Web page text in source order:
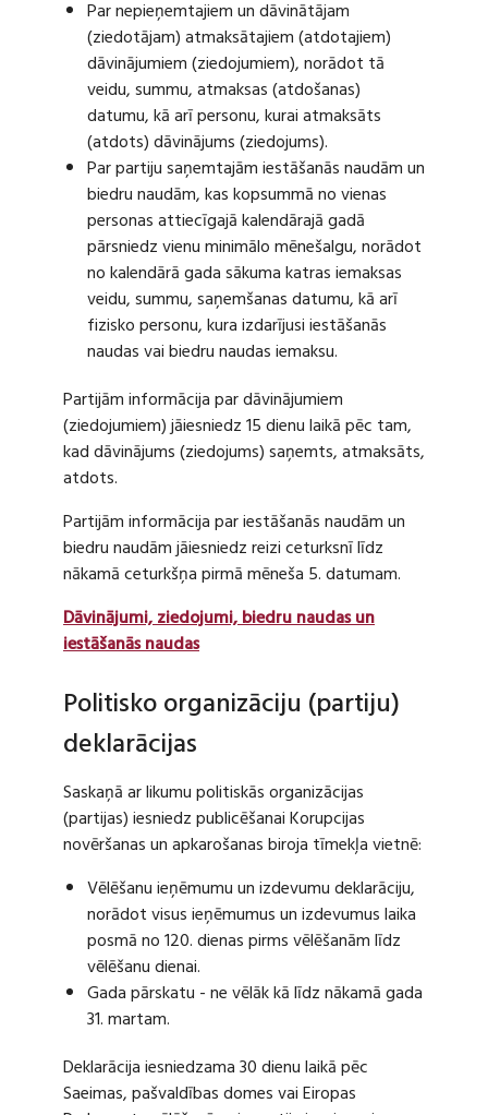
Par nepieņemtajiem un dāvinātājam
(ziedotājam) atmaksātajiem (atdotajiem)
dāvinājumiem (ziedojumiem), norādot tā
veidu, summu, atmaksas (atdošanas)
datumu, kā arī personu, kurai atmaksāts
(atdots) dāvinājums (ziedojums).
Par partiju saņemtajām iestāšanās naudām un
biedru naudām, kas kopsummā no vienas
personas attiecīgajā kalendārajā gadā
pārsniedz vienu minimālo mēnešalgu, norādot
no kalendārā gada sākuma katras iemaksas
veidu, summu, saņemšanas datumu, kā arī
fizisko personu, kura izdarījusi iestāšanās
naudas vai biedru naudas iemaksu.
Partijām informācija par dāvinājumiem
(ziedojumiem) jāiesniedz 15 dienu laikā pēc tam,
kad dāvinājums (ziedojums) saņemts, atmaksāts,
atdots.
Partijām informācija par iestāšanās naudām un
biedru naudām jāiesniedz reizi ceturksnī līdz
nākamā ceturkšņa pirmā mēneša 5. datumam.
Dāvinājumi, ziedojumi, biedru naudas un
iestāšanās naudas
Politisko organizāciju (partiju)
deklarācijas
Saskaņā ar likumu politiskās organizācijas
(partijas) iesniedz publicēšanai Korupcijas
novēršanas un apkarošanas biroja tīmekļa vietnē:
Vēlēšanu ieņēmumu un izdevumu deklarāciju,
norādot visus ieņēmumus un izdevumus laika
posmā no 120. dienas pirms vēlēšanām līdz
vēlēšanu dienai.
Gada pārskatu - ne vēlāk kā līdz nākamā gada
31. martam.
Deklarācija iesniedzama 30 dienu laikā pēc
Saeimas, pašvaldības domes vai Eiropas